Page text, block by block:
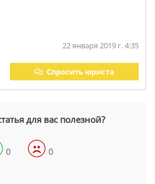
22 января 2019 г. 4:35
Спросить юриста
для вас полезной?
0 0